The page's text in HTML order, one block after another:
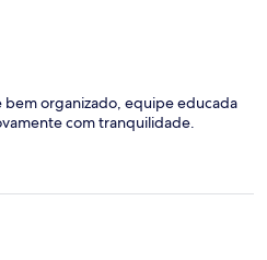
bem organizado, equipe educada
com tranquilidade.